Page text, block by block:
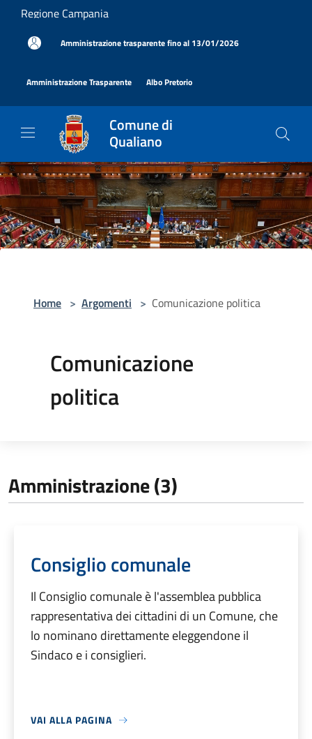
Salta al contenuto principale
Regione Campania
Amministrazione trasparente fino al 13/01/2026
Amministrazione Trasparente Albo Pretorio
Comune di
Qualiano
Home > Argomenti > Comunicazione politica
Comunicazione
politica
Amministrazione (3)
Consiglio comunale
Il Consiglio comunale è l'assemblea pubblica
rappresentativa dei cittadini di un Comune, che
lo nominano direttamente eleggendone il
Sindaco e i consiglieri.
VAI ALLA PAGINA